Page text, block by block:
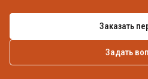
Заказать
Задать